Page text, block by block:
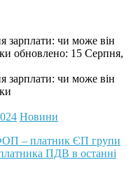
зарплати: чи може він
обновлено: 15 Серпня,
зарплати: чи може він
Новини
– платник ЄП групи
ПДВ в останні